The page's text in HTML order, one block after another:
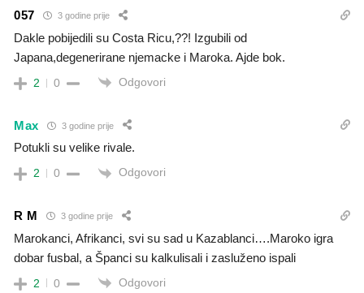
057 3 godine prije
Dakle pobijedili su Costa Ricu,??! Izgubili od
Japana,degenerirane njemacke i Maroka. Ajde bok.
2 0 Odgovori
Max 3 godine prije
Potukli su velike rivale.
2 0 Odgovori
R M 3 godine prije
Marokanci, Afrikanci, svi su sad u Kazablanci….Maroko igra
dobar fusbal, a Španci su kalkulisali i zasluženo ispali
2 0 Odgovori